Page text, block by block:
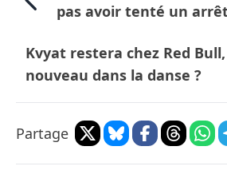
pas avoir tenté un
Kvyat restera chez Red
nouveau dans la danse ?
Partage